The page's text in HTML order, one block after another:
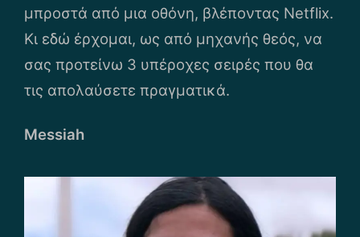
μπροστά από μια οθόνη, βλέποντας Netflix.
Κι εδώ έρχομαι, ως από μηχανής θεός, να
σας προτείνω 3 υπέροχες σειρές που θα
τις απολαύσετε πραγματικά.
Messiah